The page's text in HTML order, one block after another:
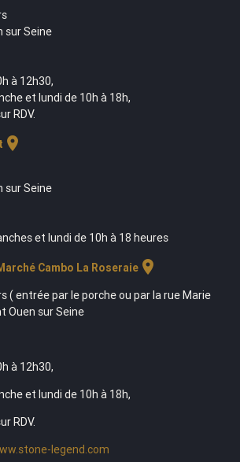
sur Seine
à 12h30,
et lundi de 10h à 18h,
RDV.
location_on
sur Seine
et lundi de 10h à 18 heures
Cambo La Roseraielocation_on
( entrée par le porche ou par la rue Marie
Ouen sur Seine
à 12h30,
et lundi de 10h à 18h,
RDV.
legend.com